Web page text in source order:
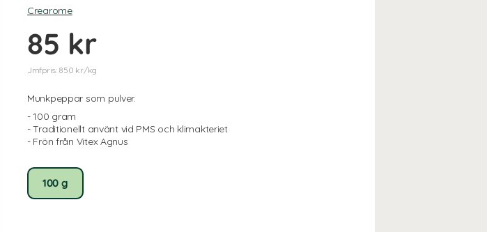
Crearome
85 kr
Jmfpris: 850 kr/kg
Munkpeppar som pulver.
- 100 gram
- Traditionellt använt vid PMS och klimakteriet
- Frön från Vitex Agnus
100 g